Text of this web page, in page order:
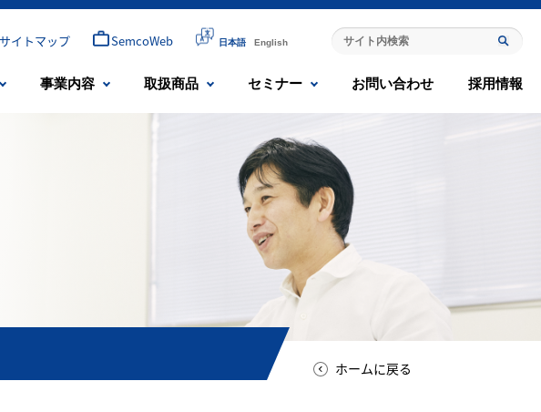
サイトマップ SemcoWeb 日本語 English
事業内容 取扱商品 セミナー お問い合わせ 採用情報
ホームに戻る